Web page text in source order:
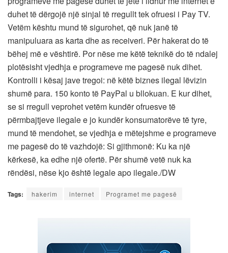
duhet të dërgojë një sinjal të rregullt tek ofruesi i Pay TV.
Vetëm kështu mund të sigurohet, që nuk janë të
manipuluara as karta dhe as receiveri. Për hakerat do të
bëhej më e vështirë. Por nëse me këtë teknikë do të ndalej
plotësisht vjedhja e programeve me pagesë nuk dihet.
Kontrolli i kësaj jave tregoi: në këtë biznes ilegal lëvizin
shumë para. 150 konto të PayPal u bllokuan. E kur dihet,
se si rregull veprohet vetëm kundër ofruesve të
përmbajtjeve ilegale e jo kundër konsumatorëve të tyre,
mund të mendohet, se vjedhja e mëtejshme e programeve
me pagesë do të vazhdojë: Si gjithmonë: Ku ka një
kërkesë, ka edhe një ofertë. Për shumë vetë nuk ka
rëndësi, nëse kjo është legale apo ilegale./DW
Tags: hakerim internet Programet me pagesë